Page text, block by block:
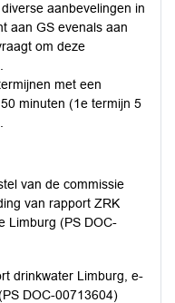
aanbevelingen in
aan GS evenals aan
om deze
met een
minuten (1e termijn 5
van de commissie
van rapport ZRK
Limburg (PS DOC-
drinkwater Limburg, e-
DOC-00713604)